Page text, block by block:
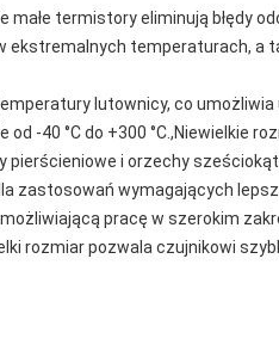
termistory eliminują błędy
ekstremalnych temperaturach, a
lutownicy, co
-40 °C do +300 °C.,Niewielkie
pierścieniowe i orzechy
zastosowań wymagających
pracę w szerokim
rozmiar pozwala czujnikowi